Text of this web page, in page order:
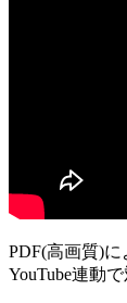
PDF(高画質)に
YouTube連動